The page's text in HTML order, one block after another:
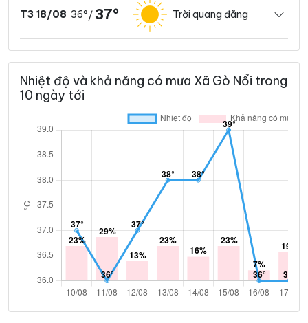
T3 18/08 36°/ 37° Trời quang đãng
Nhiệt độ và khả năng có mưa Xã Gò Nổi trong
10 ngày tới